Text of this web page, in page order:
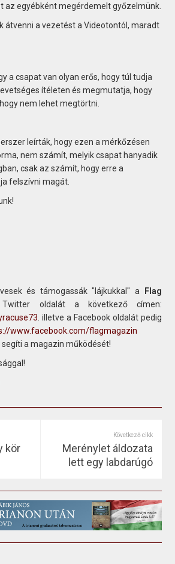
az egyébként megérdemelt győzelmünk.
átvenni a vezetést a Videotontól, maradt
a csapat van olyan erős, hogy túl tudja
ítéleten és megmutatja, hogy
nem lehet megtörtni.
leírták, hogy ezen a mérkőzésen
nem számít, melyik csapat hanyadik
csak az számít, hogy erre a
felszívni magát.
és támogassák "lájkukkal" a
Flag
oldalát a következő címen:
. illetve a Facebook oldalát pedig
www.facebook.com/flagmagazin
a magazin működését!
kör
Következő cikk
Merénylet áldozata
lett egy labdarúgó